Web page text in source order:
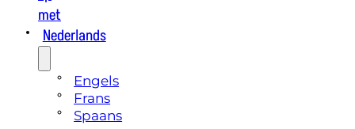
met
Nederlands
Engels
Frans
Spaans